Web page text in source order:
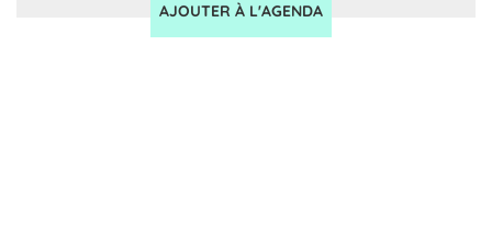
AJOUTER À L'AGENDA